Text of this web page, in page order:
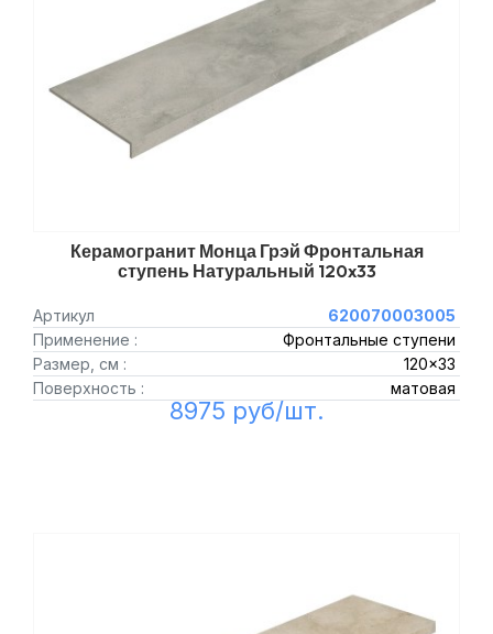
Керамогранит Монца Грэй Фронтальная
ступень Натуральный 120x33
Артикул
620070003005
Применение :
Фронтальные ступени
Размер, см :
120x33
Поверхность :
матовая
8975 руб/шт.